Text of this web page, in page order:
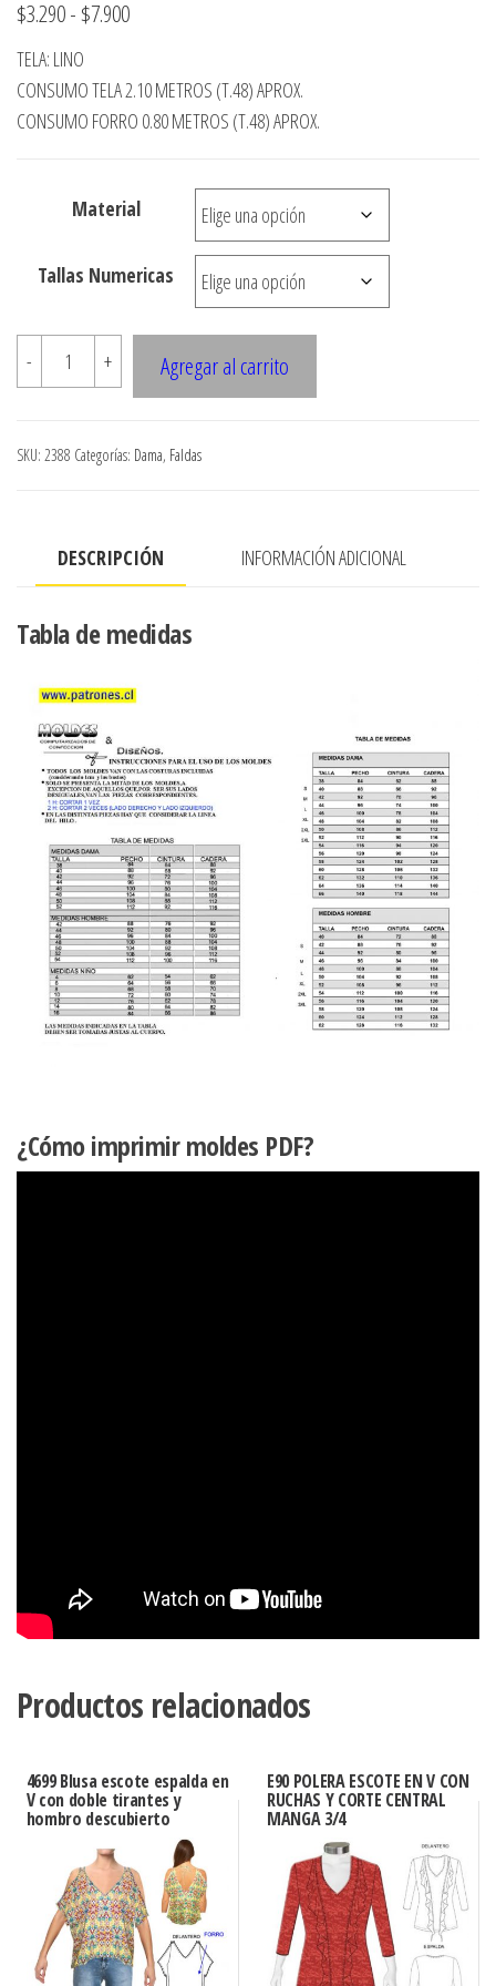
$3.290- $7.900Rango
precios:
desde
hasta
TELA: LINO
CONSUMO TELA 2.10 METROS (T.48) APROX.
CONSUMO FORRO 0.80 METROS (T.48) APROX.
Material
Tallas Numericas
-
2388
FALDA
CORTES
ESPALDA
+ Agregar al carrito
SKU: 2388 Categorías: Dama, Faldas
DESCRIPCIÓN INFORMACIÓN ADICIONAL
Tabla de medidas
¿Cómo imprimir moldes PDF?
Productos relacionados
4699 Blusa escote espalda en
V con doble tirantes y
hombro descubierto
E90 POLERA ESCOTE EN V CON
RUCHAS Y CORTE CENTRAL
MANGA 3/4